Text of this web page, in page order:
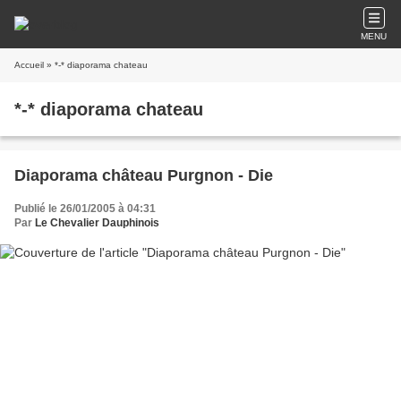
MENU
Accueil » *-* diaporama chateau
*-* diaporama chateau
Diaporama château Purgnon - Die
Publié le 26/01/2005 à 04:31
Par Le Chevalier Dauphinois